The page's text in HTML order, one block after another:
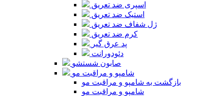
اسپری ضد تعریق
استیک ضد تعریق
ژل شفاف ضد تعریق
کرم ضد تعریق
پد عرق گیر
دئودورانت
صابون شستشو
شامپو و مراقبت مو
بازگشت به شامپو و مراقبت مو
شامپو و مراقبت مو